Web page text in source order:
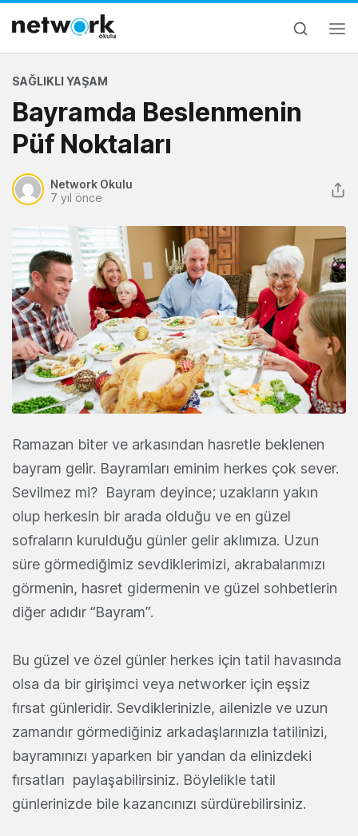
SAĞLIKLI YAŞAM
Bayramda Beslenmenin
Püf Noktaları
Network Okulu
7 yıl önce
Ramazan biter ve arkasından hasretle beklenen
bayram gelir. Bayramları eminim herkes çok sever.
Sevilmez mi? Bayram deyince; uzakların yakın
olup herkesin bir arada olduğu ve en güzel
sofraların kurulduğu günler gelir aklımıza. Uzun
süre görmediğimiz sevdiklerimizi, akrabalarımızı
görmenin, hasret gidermenin ve güzel sohbetlerin
diğer adıdır “Bayram”.
Bu güzel ve özel günler herkes için tatil havasında
olsa da bir girişimci veya networker için eşsiz
fırsat günleridir. Sevdiklerinizle, ailenizle ve uzun
zamandır görmediğiniz arkadaşlarınızla tatilinizi,
bayramınızı yaparken bir yandan da elinizdeki
fırsatları paylaşabilirsiniz. Böylelikle tatil
günlerinizde bile kazancınızı sürdürebilirsiniz.